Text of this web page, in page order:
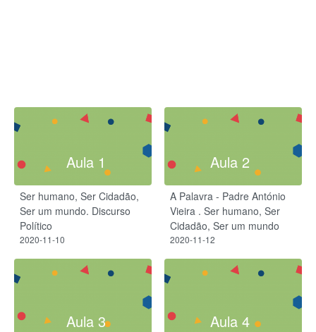
Aula 1
Ser humano, Ser Cidadão,
Ser um mundo. Discurso
Político
2020-11-10
Aula 2
A Palavra - Padre António
Vieira . Ser humano, Ser
Cidadão, Ser um mundo
2020-11-12
Aula 3 Aula 4